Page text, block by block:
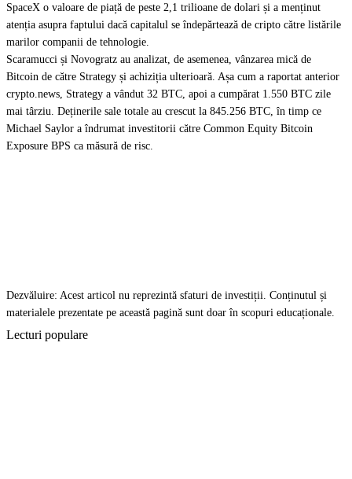
SpaceX o valoare de piață de peste 2,1 trilioane de dolari și a menținut
atenția asupra faptului dacă capitalul se îndepărtează de cripto către listările
marilor companii de tehnologie.
Scaramucci și Novogratz au analizat, de asemenea, vânzarea mică de
Bitcoin de către Strategy și achiziția ulterioară. Așa cum a raportat anterior
crypto.news, Strategy a vândut 32 BTC, apoi a cumpărat 1.550 BTC zile
mai târziu. Deținerile sale totale au crescut la 845.256 BTC, în timp ce
Michael Saylor a îndrumat investitorii către Common Equity Bitcoin
Exposure BPS ca măsură de risc.
Dezvăluire: Acest articol nu reprezintă sfaturi de investiții. Conținutul și
materialele prezentate pe această pagină sunt doar în scopuri educaționale.
Lecturi populare